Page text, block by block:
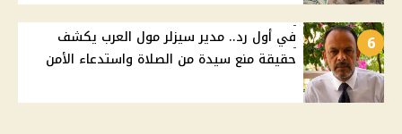
6
في أول رد.. مدير سيزلر مول العرب يكشف
حقيقة منع سيدة من الصلاة واستدعاء الأمن